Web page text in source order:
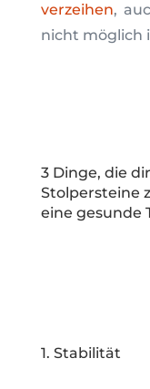
verzeihen,
nicht möglich
3 Dinge, die
Stolpersteine
eine gesunde
1. Stabilität